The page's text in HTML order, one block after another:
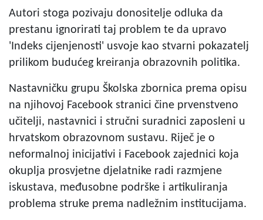
Autori stoga pozivaju donositelje odluka da
prestanu ignorirati taj problem te da upravo
'Indeks cijenjenosti' usvoje kao stvarni pokazatelj
prilikom budućeg kreiranja obrazovnih politika.
Nastavničku grupu Školska zbornica prema opisu
na njihovoj Facebook stranici čine prvenstveno
učitelji, nastavnici i stručni suradnici zaposleni u
hrvatskom obrazovnom sustavu. Riječ je o
neformalnoj inicijativi i Facebook zajednici koja
okuplja prosvjetne djelatnike radi razmjene
iskustava, međusobne podrške i artikuliranja
problema struke prema nadležnim institucijama.